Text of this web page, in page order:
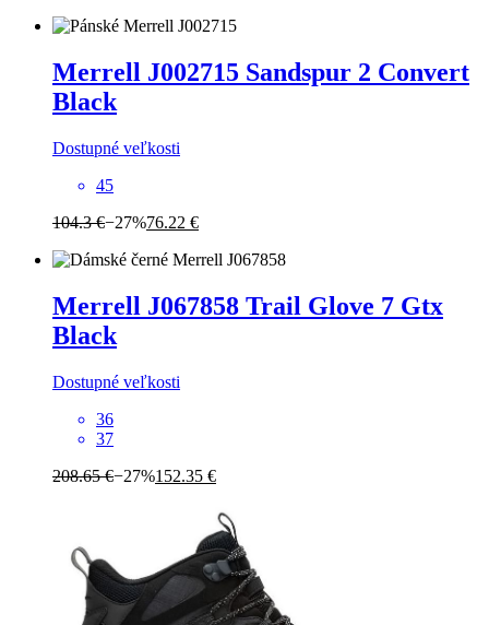
Merrell J002715 Sandspur 2 Convert
Black
Dostupné veľkosti
45
104.3 €−27%76.22 €
Merrell J067858 Trail Glove 7 Gtx
Black
Dostupné veľkosti
36
37
208.65 €−27%152.35 €